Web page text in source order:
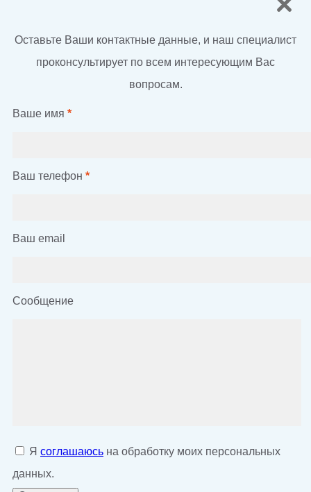
Оставьте Ваши контактные данные, и наш специалист
проконсультирует по всем интересующим Вас
вопросам.
Ваше имя *
Ваш телефон *
Ваш email
Сообщение
Я соглашаюсь на обработку моих персональных
данных.